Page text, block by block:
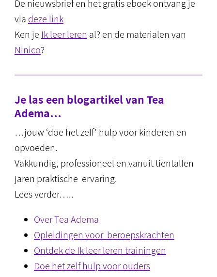
De nieuwsbrief en het gratis eboek ontvang je
via deze link
Ken je Ik leer leren al? en de materialen van
Ninico?
Je las een blogartikel van Tea
Adema…
…jouw ‘doe het zelf’ hulp voor kinderen en
opvoeden.
Vakkundig, professioneel en vanuit tientallen
jaren praktische ervaring.
Lees verder…..
Over Tea Adema
Opleidingen voor beroepskrachten
Ontdek de Ik leer leren trainingen
Doe het zelf hulp voor ouders